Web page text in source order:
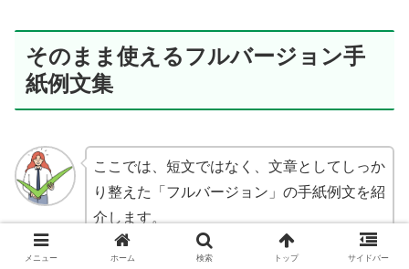
そのまま使えるフルバージョン手
紙例文集
ここでは、短文ではなく、文章としてしっか
り整えた「フルバージョン」の手紙例文を紹
介します。
メニュー ホーム 検索 トップ サイドバー